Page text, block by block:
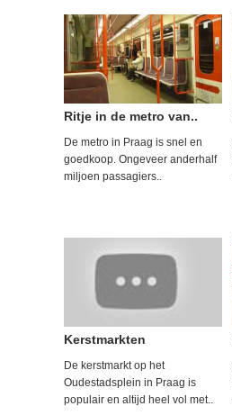
Ritje in de metro van..
De metro in Praag is snel en
goedkoop. Ongeveer anderhalf
miljoen passagiers..
Kerstmarkten
De kerstmarkt op het
Oudestadsplein in Praag is
populair en altijd heel vol met..